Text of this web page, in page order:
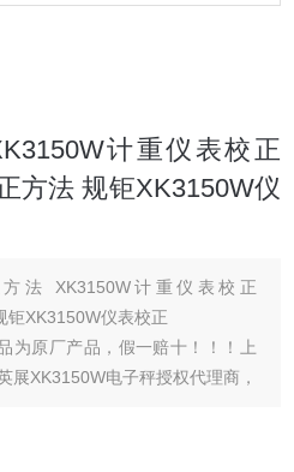
计重仪表校正
方法 规钜XK3150W仪
法 XK3150W计重仪表校正
钜XK3150W仪表校正
为原厂产品，假一赔十！！！上
展XK3150W电子秤授权代理商，
防爆电子秤，叉车称，称重仪表